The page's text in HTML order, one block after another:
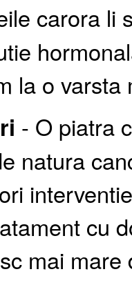
carora li
la o varsta
- O piatra
natura
cu
mai